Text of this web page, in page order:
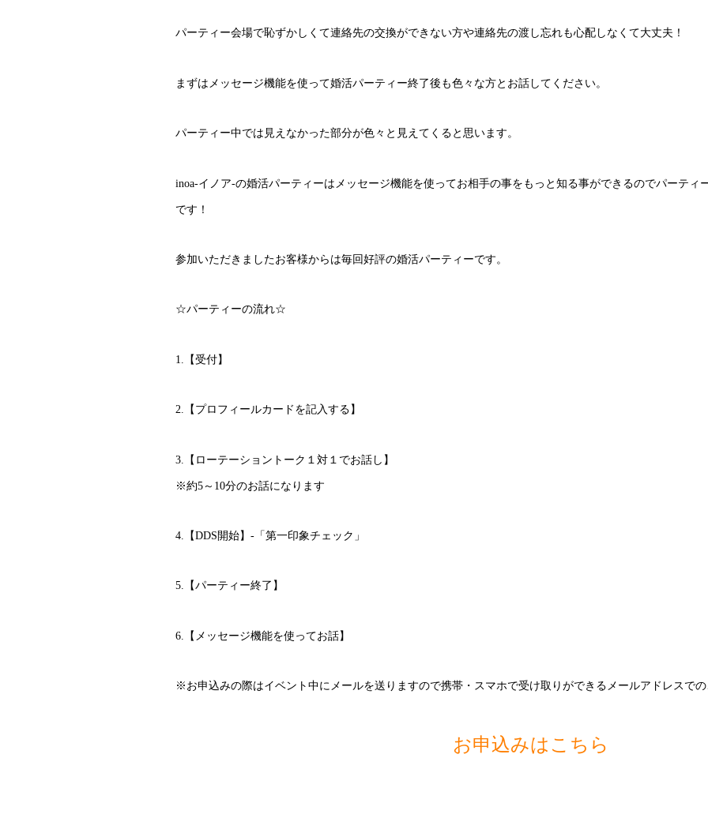
パーティー会場で恥ずかしくて連絡先の交換ができない方や連絡先の渡し忘れも心配しなくて大丈夫！
まずはメッセージ機能を使って婚活パーティー終了後も色々な方とお話してください。
パーティー中では見えなかった部分が色々と見えてくると思います。
inoa-イノア-の婚活パーティーはメッセージ機能を使ってお相手の事をもっと知る事ができるのでパーティ
です！
参加いただきましたお客様からは毎回好評の婚活パーティーです。
☆パーティーの流れ☆
1.【受付】
2.【プロフィールカードを記入する】
3.【ローテーショントーク１対１でお話し】
※約5～10分のお話になります
4.【DDS開始】-「第一印象チェック」
5.【パーティー終了】
6.【メッセージ機能を使ってお話】
※お申込みの際はイベント中にメールを送りますので携帯・スマホで受け取りができるメールアドレスでの
お申込みはこちら